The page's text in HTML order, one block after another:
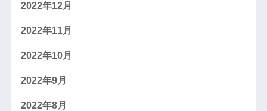
2022年12月
2022年11月
2022年10月
2022年9月
2022年8月